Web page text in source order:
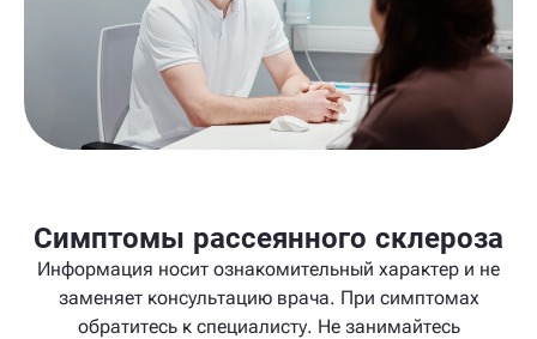
Симптомы рассеянного склероза
Информация носит ознакомительный характер и не
заменяет консультацию врача. При симптомах
обратитесь к специалисту. Не занимайтесь